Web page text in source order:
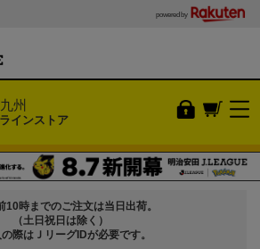
powered by
州
インストア
10時までのご注文は当日出荷。
（土日祝日は除く）
際はＪリーグIDが必要です。